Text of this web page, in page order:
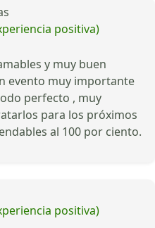
positiva)
y muy buen
evento muy importante
perfecto , muy
para los próximos
al 100 por ciento.
positiva)